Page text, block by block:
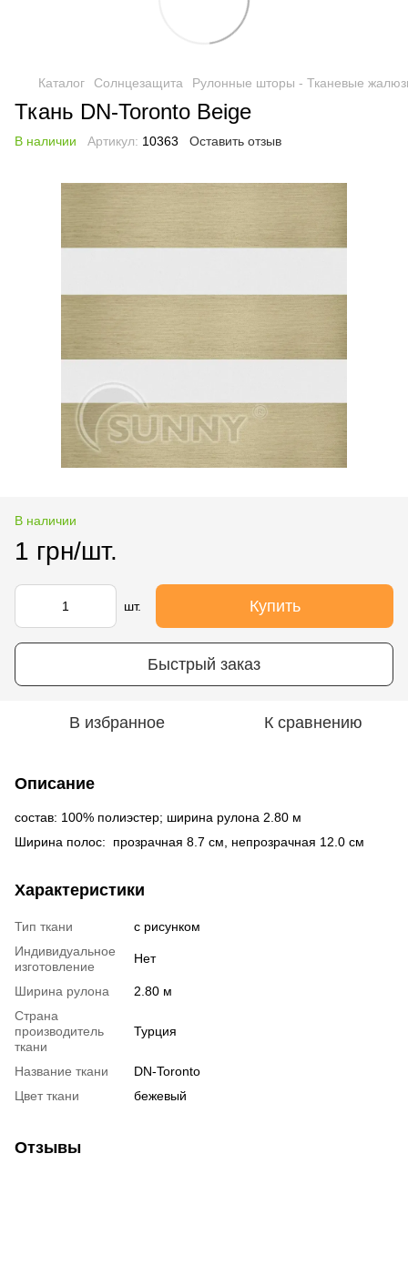
Каталог Солнцезащита Рулонные шторы - Тканевые
Ткань DN-Toronto Beige
В наличии Артикул: 10363 Оставить отзыв
В наличии
1 грн/шт.
шт. Купить
Быстрый заказ
В избранное К сравнению
Описание
состав: 100% полиэстер; ширина рулона 2.80 м
Ширина полос: прозрачная 8.7 см, непрозрачная 12.0 см
Характеристики
Тип ткани
с рисунком
Индивидуальное
изготовление
Нет
Ширина рулона
2.80 м
Страна
производитель
ткани
Турция
Название ткани
DN-Toronto
Цвет ткани
бежевый
Отзывы